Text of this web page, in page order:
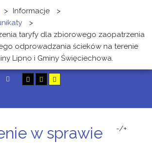
> Informacje
>
>
taryfy dla zbiorowego zaopatrzenia
odprowadzania ścieków na terenie
Lipno i Gminy Święciechowa.
w sprawie
-/+